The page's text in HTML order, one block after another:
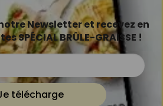
Newsletter et recevez en
SPÉCIAL BRÛLE-GRAISSE !
télécharge